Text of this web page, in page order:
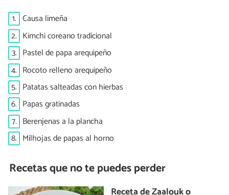
1. Causa limeña
2. Kimchi coreano tradicional
3. Pastel de papa arequipeño
4. Rocoto relleno arequipeño
5. Patatas salteadas con hierbas
6. Papas gratinadas
7. Berenjenas a la plancha
8. Milhojas de papas al horno
Recetas que no te puedes perder
Receta de Zaalouk o